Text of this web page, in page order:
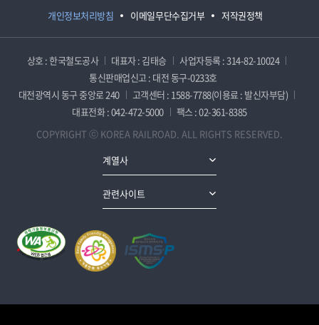
개인정보처리방침 이메일무단수집거부 저작권정책
상호 : 한국철도공사 대표자 : 김태승
사업자등록 : 314-82-10024
통신판매업신고 : 대전 동구-0233호
대전광역시 동구 중앙로 240
고객센터 : 1588-7788(이용료 : 발신자부담)
대표전화 : 042-472-5000
팩스 : 02-361-8385
COPYRIGHT ⓒ KOREA RAILROAD. ALL RIGHTS RESERVED.
계열사
관련사이트